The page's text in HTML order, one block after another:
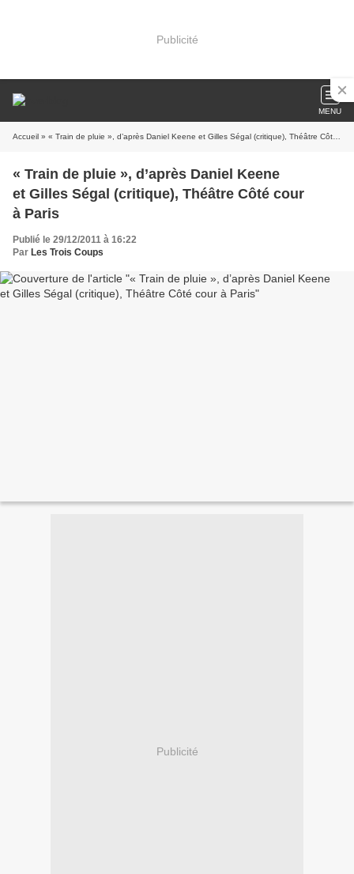
Publicité
MENU
Accueil » « Train de pluie », d’après Daniel Keene et Gilles Ségal (critique), Théâtre Côté cour à Paris
« Train de pluie », d’après Daniel Keene
et Gilles Ségal (critique), Théâtre Côté cour
à Paris
Publié le 29/12/2011 à 16:22
Par Les Trois Coups
Publicité